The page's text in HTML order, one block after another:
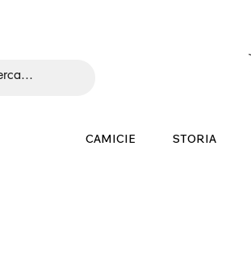
CAMICIE STORIA